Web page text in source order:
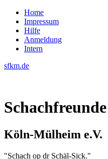
Home
Impressum
Hilfe
Anmeldung
Intern
sfkm.de
Schachfreunde
Köln-Mülheim e.V.
"Schach op dr Schäl-Sick."